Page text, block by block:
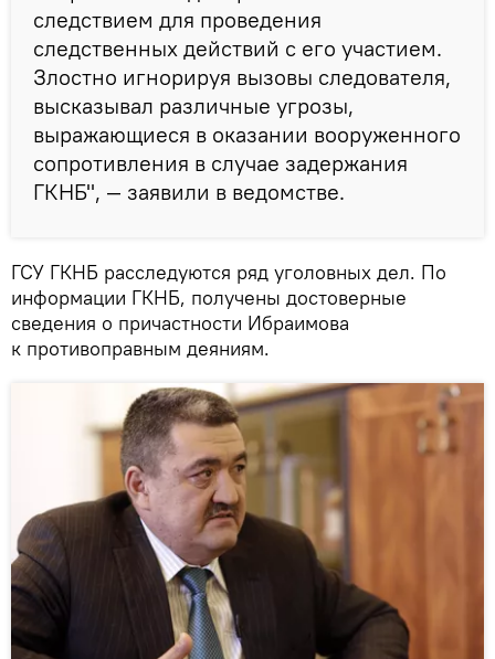
следствием для проведения
следственных действий с его участием.
Злостно игнорируя вызовы следователя,
высказывал различные угрозы,
выражающиеся в оказании вооруженного
сопротивления в случае задержания
ГКНБ", — заявили в ведомстве.
ГСУ ГКНБ расследуются ряд уголовных дел. По
информации ГКНБ, получены достоверные
сведения о причастности Ибраимова
к противоправным деяниям.